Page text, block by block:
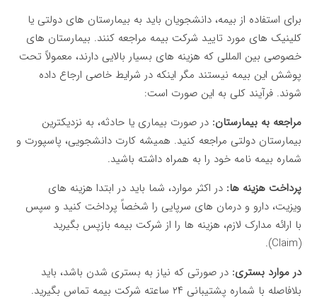
برای استفاده از بیمه، دانشجویان باید به بیمارستان های دولتی یا
کلینیک های مورد تایید شرکت بیمه مراجعه کنند. بیمارستان های
خصوصی بین المللی که هزینه های بسیار بالایی دارند، معمولاً تحت
پوشش این بیمه نیستند مگر اینکه در شرایط خاصی ارجاع داده
شوند. فرآیند کلی به این صورت است:
مراجعه به بیمارستان: در صورت بیماری یا حادثه، به نزدیکترین
بیمارستان دولتی مراجعه کنید. همیشه کارت دانشجویی، پاسپورت و
شماره بیمه نامه خود را به همراه داشته باشید.
پرداخت هزینه ها: در اکثر موارد، شما باید در ابتدا هزینه های
ویزیت، دارو و درمان های سرپایی را شخصاً پرداخت کنید و سپس
با ارائه مدارک لازم، هزینه ها را از شرکت بیمه بازپس بگیرید
(Claim).
در موارد بستری: در صورتی که نیاز به بستری شدن باشد، باید
بلافاصله با شماره پشتیبانی ۲۴ ساعته شرکت بیمه تماس بگیرید.